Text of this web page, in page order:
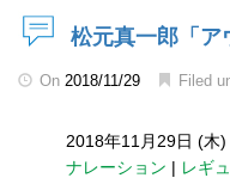
松元真一郎「ア
On 2018/11/29 Filed
2018年11月29日 (木)
ナレーション | レギ